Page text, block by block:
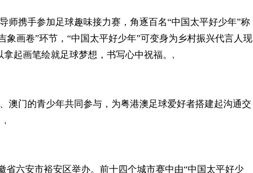
师携手参加足球趣味接力赛，角逐百名“中国太平好少年”称
象画卷”环节，“中国太平好少年”可变身为乡村振兴代言人现
起画笔绘就足球梦想，书写心中祝福。 ,
澳门的青少年共同参与，为粤港澳足球爱好者搭建起沟通交
,
省六安市裕安区举办。前十四个城市赛中由“中国太平好少